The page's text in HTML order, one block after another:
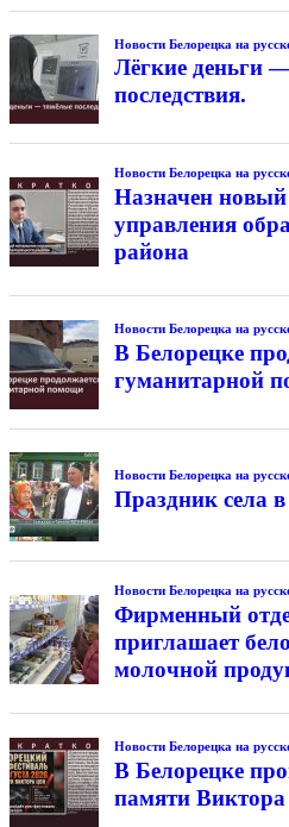
Новости Белорецка на
Лёгкие деньги
последствия.
Новости Белорецка на
Назначен
управления
района
Новости Белорецка на
В Белорецке
гуманитарной
Новости Белорецка на
Праздник села
Новости Белорецка на
Фирменный
приглашает
молочной
Новости Белорецка на
В Белорецке
памяти